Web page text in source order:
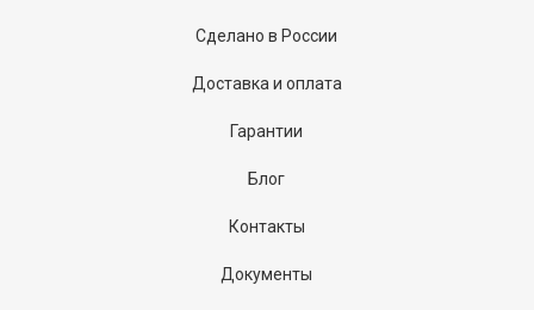
Сделано в России
Доставка и оплата
Гарантии
Блог
Контакты
Документы